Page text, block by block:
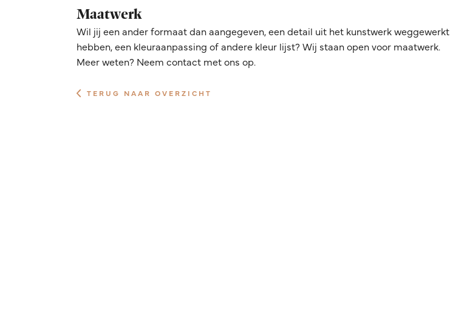
Maatwerk
Wil jij een ander formaat dan aangegeven, een detail uit het kunstwerk weggewerkt
hebben, een kleuraanpassing of andere kleur lijst? Wij staan open voor maatwerk.
Meer weten? Neem contact met ons op.
TERUG NAAR OVERZICHT